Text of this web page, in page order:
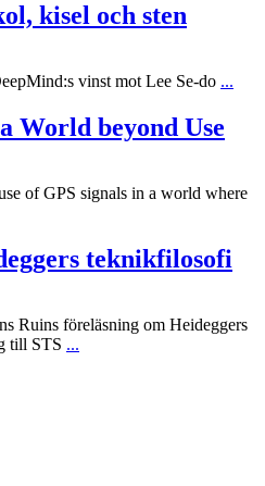
kisel och sten
vinst mot Lee Se-do ...
World beyond Use
of GPS signals in a world where
teknikfilosofi
Ruins föreläsning om Heideggers
till STS ...